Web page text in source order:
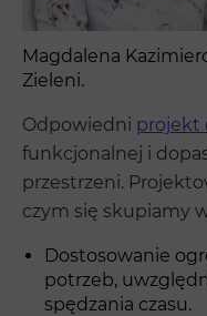
Magdalena
Zieleni.
Odpowiedni projekt
funkcjonalnej i
przestrzeni.
czym się skupiamy
Dostosowanie
potrzeb,
spędzania czasu.